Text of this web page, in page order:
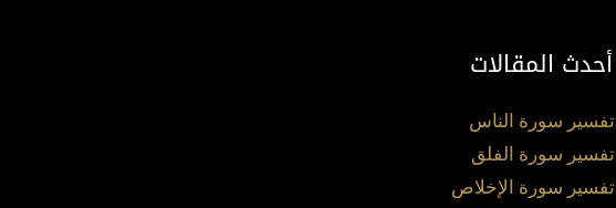
أحدث المقالات
تفسير سورة الناس
تفسير سورة الفلق
تفسير سورة الإخلاص